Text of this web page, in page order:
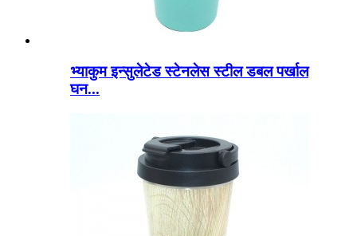
भ्याकुम इन्सुलेटेड स्टेनलेस स्टील डबल पर्खाल
घन...